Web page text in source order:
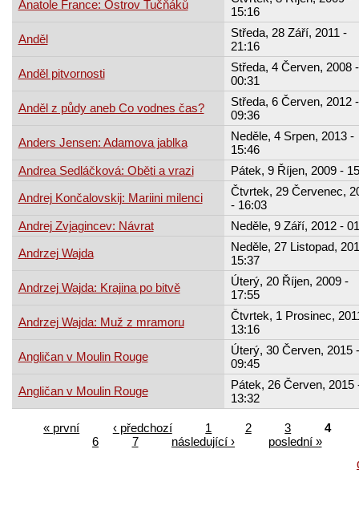
Anatole France: Ostrov Tučňáků
15:16
Anděl
Středa, 28 Září, 2011 -
21:16
Anděl pitvornosti
Středa, 4 Červen, 2008 -
00:31
Anděl z půdy aneb Co vodnes čas?
Středa, 6 Červen, 2012 -
09:36
Anders Jensen: Adamova jablka
Neděle, 4 Srpen, 2013 -
15:46
Andrea Sedláčková: Oběti a vrazi
Pátek, 9 Říjen, 2009 -
Andrej Končalovskij: Mariini milenci
Čtvrtek, 29 Červenec,
- 16:03
Andrej Zvjagincev: Návrat
Neděle, 9 Září, 2012 -
Andrzej Wajda
Neděle, 27 Listopad,
15:37
Andrzej Wajda: Krajina po bitvě
Úterý, 20 Říjen, 2009 -
17:55
Andrzej Wajda: Muž z mramoru
Čtvrtek, 1 Prosinec,
13:16
Angličan v Moulin Rouge
Úterý, 30 Červen, 2015 -
09:45
Angličan v Moulin Rouge
Pátek, 26 Červen, 2015
13:32
« první ‹ předchozí 1 2 3
4
6
7 následující ›
poslední »